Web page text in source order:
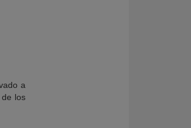
a
los